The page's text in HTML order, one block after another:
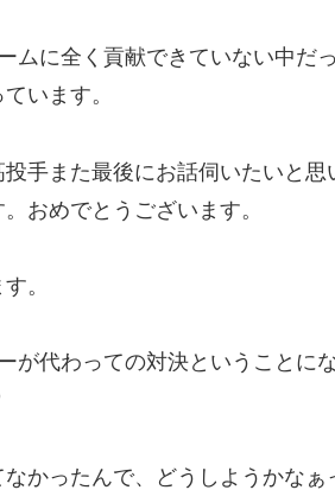
ムに全く貢献できていない中だ
います。
手また最後にお話伺いたいと
おめでとうございます。
。
が代わっての対決ということに
なかったんで、どうしようかな